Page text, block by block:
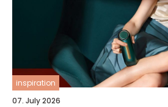
inspiration
07. July 2026